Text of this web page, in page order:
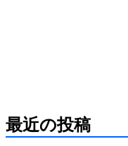
最近の投稿